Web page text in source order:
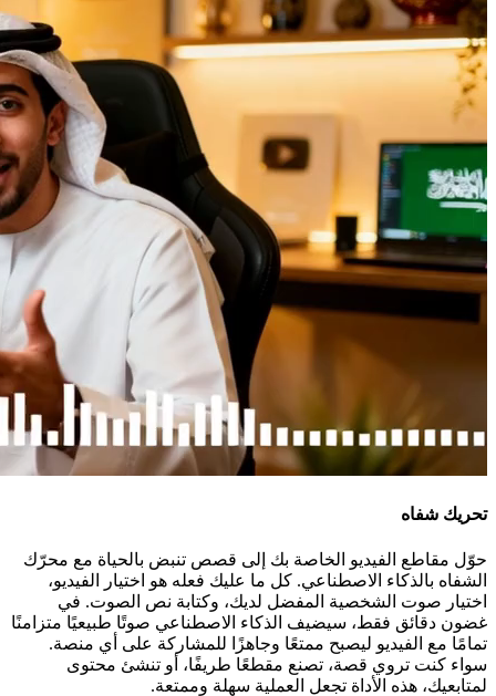
تحريك شفاه
حوّل مقاطع الفيديو الخاصة بك إلى قصص تنبض بالحياة مع محرّك
الشفاه بالذكاء الاصطناعي. كل ما عليك فعله هو اختيار الفيديو،
اختيار صوت الشخصية المفضل لديك، وكتابة نص الصوت. في
غضون دقائق فقط، سيضيف الذكاء الاصطناعي صوتًا طبيعيًا متزامنًا
تمامًا مع الفيديو ليصبح ممتعًا وجاهزًا للمشاركة على أي منصة.
سواء كنت تروي قصة، تصنع مقطعًا طريفًا، أو تنشئ محتوى
لمتابعيك، هذه الأداة تجعل العملية سهلة وممتعة.